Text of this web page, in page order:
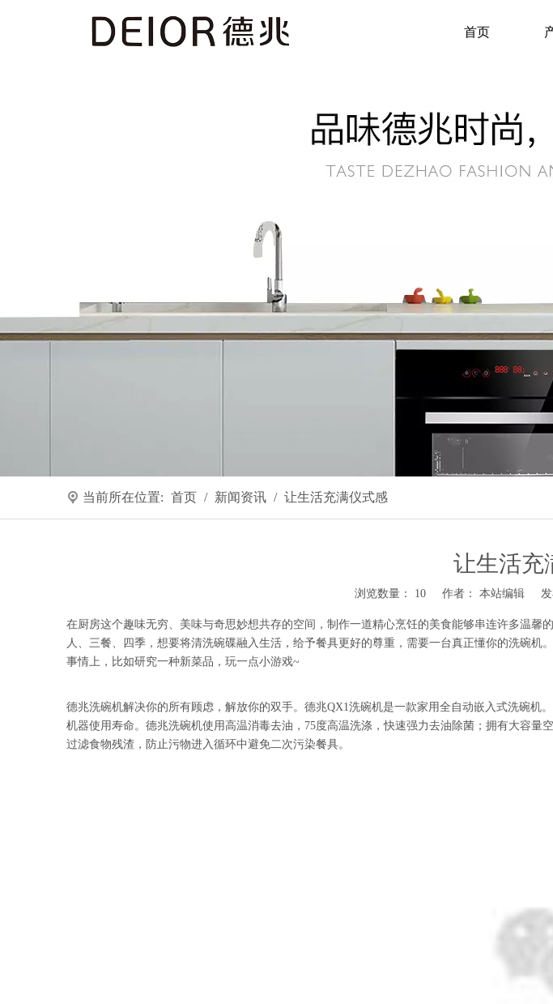
首页
当前所在位置: 首页 / 新闻资讯 / 让生活充满仪式感
让生活充
浏览数量： 10 作者： 本站编辑 发
["wechat","weibo","qzone","douban","email"]
在厨房这个趣味无穷、美味与奇思妙想共存的空间，制作一道精心烹饪的美食能够串连许多温
人、三餐、四季，想要将清洗碗碟融入生活，给予餐具更好的尊重，需要一台真正懂你的洗碗
事情上，比如研究一种新菜品，玩一点小游戏~
德兆洗碗机解决你的所有顾虑，解放你的双手。德兆QX1洗碗机是一款家用全自动嵌入式洗碗
机器使用寿命。德兆洗碗机使用高温消毒去油，75度高温洗涤，快速强力去油除菌；拥有大容
过滤食物残渣，防止污物进入循环中避免二次污染餐具。